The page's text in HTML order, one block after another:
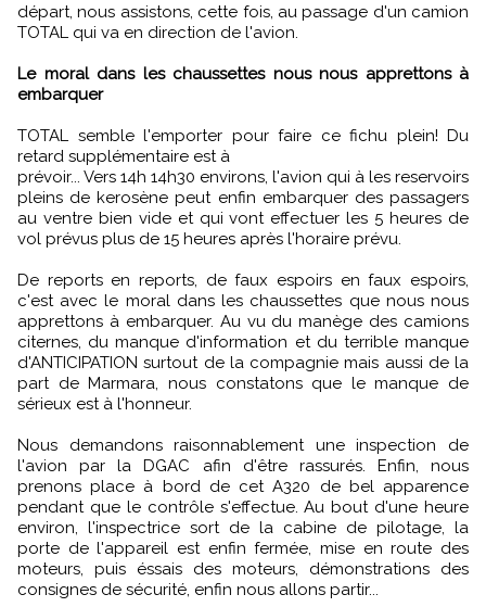
départ, nous assistons, cette fois, au passage d'un camion
TOTAL qui va en direction de l'avion.
Le moral dans les chaussettes nous nous apprettons à
embarquer
TOTAL semble l'emporter pour faire ce fichu plein! Du
retard supplémentaire est à
prévoir... Vers 14h 14h30 environs, l'avion qui à les reservoirs
pleins de kerosène peut enfin embarquer des passagers
au ventre bien vide et qui vont effectuer les 5 heures de
vol prévus plus de 15 heures après l'horaire prévu.
De reports en reports, de faux espoirs en faux espoirs,
c'est avec le moral dans les chaussettes que nous nous
apprettons à embarquer. Au vu du manège des camions
citernes, du manque d'information et du terrible manque
d'ANTICIPATION surtout de la compagnie mais aussi de la
part de Marmara, nous constatons que le manque de
sérieux est à l'honneur.
Nous demandons raisonnablement une inspection de
l'avion par la DGAC afin d'être rassurés. Enfin, nous
prenons place à bord de cet A320 de bel apparence
pendant que le contrôle s'effectue. Au bout d'une heure
environ, l'inspectrice sort de la cabine de pilotage, la
porte de l'appareil est enfin fermée, mise en route des
moteurs, puis éssais des moteurs, démonstrations des
consignes de sécurité, enfin nous allons partir...